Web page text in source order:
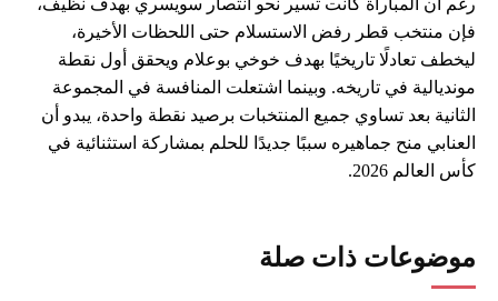
رغم أن المباراة كانت تسير نحو انتصار سويسري بهدف نظيف،
فإن منتخب قطر رفض الاستسلام حتى اللحظات الأخيرة،
ليخطف تعادلًا تاريخيًا بهدف خوخي بوعلام ويحقق أول نقطة
مونديالية في تاريخه. وبينما اشتعلت المنافسة في المجموعة
الثانية بعد تساوي جميع المنتخبات برصيد نقطة واحدة، يبدو أن
العنابي منح جماهيره سببًا جديدًا للحلم بمشاركة استثنائية في
كأس العالم 2026.
موضوعات ذات صلة